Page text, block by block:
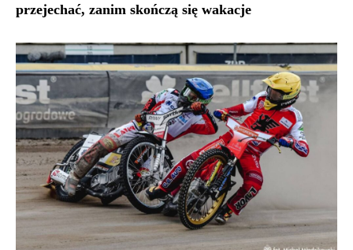
przejechać, zanim skończą się wakacje